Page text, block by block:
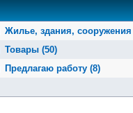
Жилье, здания, сооружения
Товары (50)
Предлагаю работу (8)